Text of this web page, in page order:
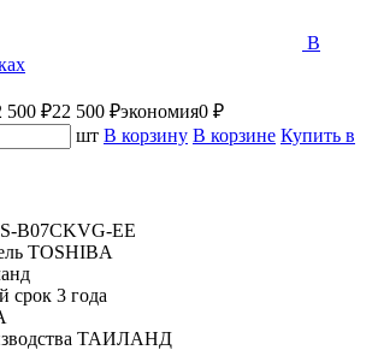
В
500 ₽22 500 ₽экономия0 ₽
шт В корзину В корзине Купить в
B07CKVG-EE
TOSHIBA
срок 3 года
ТАИЛАНД